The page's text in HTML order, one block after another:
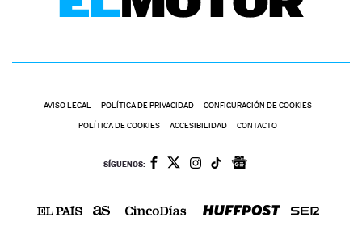
AVISO LEGAL POLÍTICA DE PRIVACIDAD CONFIGURACIÓN DE COOKIES
POLÍTICA DE COOKIES ACCESIBILIDAD CONTACTO
SÍGUENOS: